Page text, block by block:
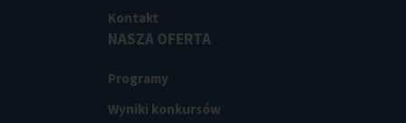
Kontakt
NASZA OFERTA
Programy
Wyniki konkursów